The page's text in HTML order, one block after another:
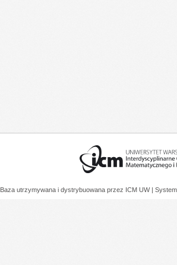
Baza utrzymywana i dystrybuowana przez ICM UW |